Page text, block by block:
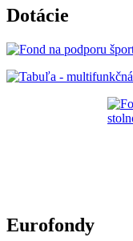
Dotácie
Eurofondy